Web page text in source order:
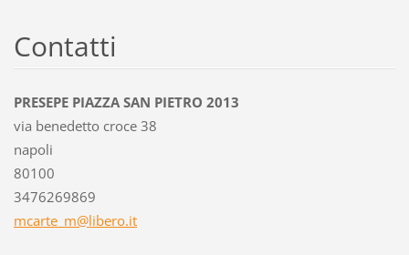
Contatti
PRESEPE PIAZZA SAN PIETRO 2013
via benedetto croce 38
napoli
80100
3476269869
mcarte_m@libero.it